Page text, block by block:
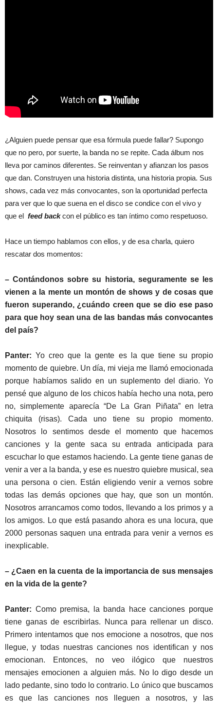
¿Alguien puede pensar que esa fórmula puede fallar? Supongo
que no pero, por suerte, la banda no se repite. Cada álbum nos
lleva por caminos diferentes. Se reinventan y afianzan los pasos
que dan. Construyen una historia distinta, una historia propia. Sus
shows, cada vez más convocantes, son la oportunidad perfecta
para ver que lo que suena en el disco se condice con el vivo y
que el feed backcon el público es tan íntimo como respetuoso.
Hace un tiempo hablamos con ellos, y de esa charla, quiero
rescatar dos momentos:
– Contándonos sobre su historia, seguramente se les
vienen a la mente un montón de shows y de cosas que
fueron superando, ¿cuándo creen que se dio ese paso
para que hoy sean una de las bandas más convocantes
del país?
Panter: Yo creo que la gente es la que tiene su propio
momento de quiebre. Un día, mi vieja me llamó emocionada
porque habíamos salido en un suplemento del diario. Yo
pensé que alguno de los chicos había hecho una nota, pero
no, simplemente aparecía “De La Gran Piñata” en letra
chiquita (risas). Cada uno tiene su propio momento.
Nosotros lo sentimos desde el momento que hacemos
canciones y la gente saca su entrada anticipada para
escuchar lo que estamos haciendo. La gente tiene ganas de
venir a ver a la banda, y ese es nuestro quiebre musical, sea
una persona o cien. Están eligiendo venir a vernos sobre
todas las demás opciones que hay, que son un montón.
Nosotros arrancamos como todos, llevando a los primos y a
los amigos. Lo que está pasando ahora es una locura, que
2000 personas saquen una entrada para venir a vernos es
inexplicable.
– ¿Caen en la cuenta de la importancia de sus mensajes
en la vida de la gente?
Panter: Como premisa, la banda hace canciones porque
tiene ganas de escribirlas. Nunca para rellenar un disco.
Primero intentamos que nos emocione a nosotros, que nos
llegue, y todas nuestras canciones nos identifican y nos
emocionan. Entonces, no veo ilógico que nuestros
mensajes emocionen a alguien más. No lo digo desde un
lado pedante, sino todo lo contrario. Lo único que buscamos
es que las canciones nos lleguen a nosotros, y las